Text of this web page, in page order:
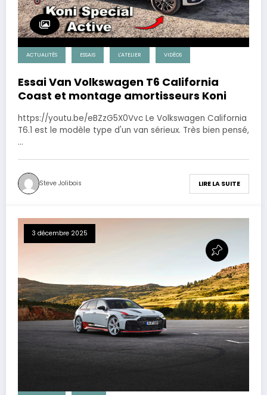
ACTUALITÉS ESSAIS L'ATELIER VIDÉOS
Essai Van Volkswagen T6 California
Coast et montage amortisseurs Koni
https://youtu.be/eBZzG5X0Vvc Le Volkswagen California
T6.1 est le modèle type d'un van sérieux. Très bien pensé,
…
Steve Jolibois LIRE LA SUITE
3 décembre 2025